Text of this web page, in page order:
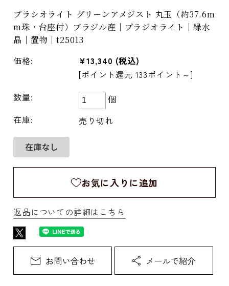
プラシオライト グリーンアメジスト 丸玉（約37.6m
m珠・台座付）ブラジル産｜プラジオライト｜緑水
晶｜置物｜t25013
価格: ¥13,340 (税込)
[ポイント還元 133ポイント～]
数量:
個
在庫:
売り切れ
お気に入りに追加
返品についての詳細はこちら